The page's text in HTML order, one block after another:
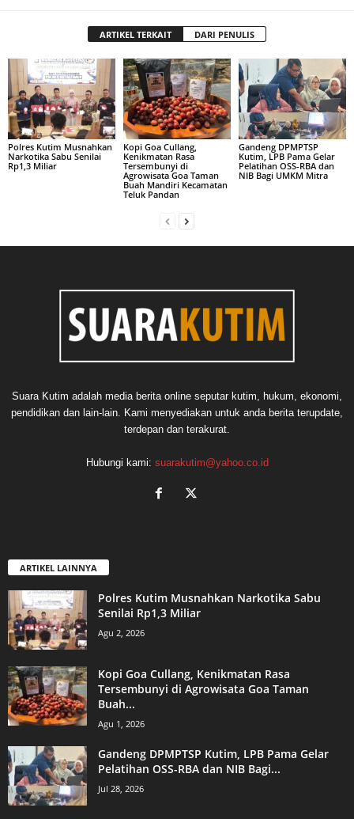
ARTIKEL TERKAIT DARI PENULIS
Polres Kutim Musnahkan
Narkotika Sabu Senilai
Rp1,3 Miliar
Kopi Goa Cullang,
Kenikmatan Rasa
Tersembunyi di
Agrowisata Goa Taman
Buah Mandiri Kecamatan
Teluk Pandan
Gandeng DPMPTSP
Kutim, LPB Pama Gelar
Pelatihan OSS-RBA dan
NIB Bagi UMKM Mitra
Suara Kutim adalah media berita online seputar kutim, hukum, ekonomi,
pendidikan dan lain-lain. Kami menyediakan untuk anda berita terupdate,
terdepan dan terakurat.
Hubungi kami: suarakutim@yahoo.co.id
ARTIKEL LAINNYA
Polres Kutim Musnahkan Narkotika Sabu
Senilai Rp1,3 Miliar
Agu 2, 2026
Kopi Goa Cullang, Kenikmatan Rasa
Tersembunyi di Agrowisata Goa Taman
Buah...
Agu 1, 2026
Gandeng DPMPTSP Kutim, LPB Pama Gelar
Pelatihan OSS-RBA dan NIB Bagi...
Jul 28, 2026